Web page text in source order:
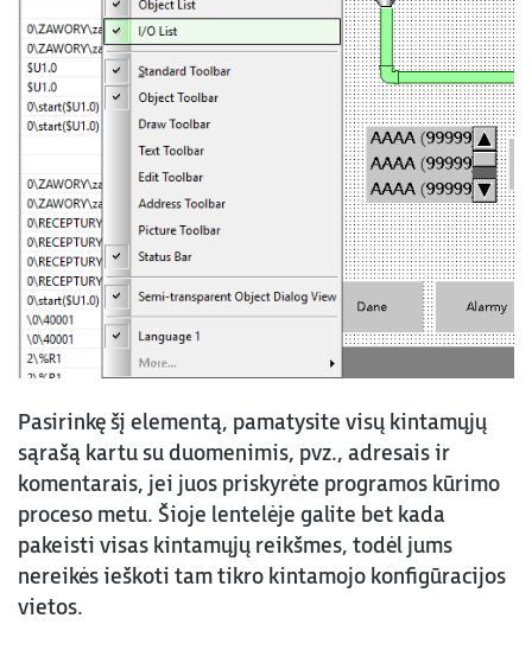
Pasirinkę šį elementą, pamatysite visų kintamųjų
sąrašą kartu su duomenimis, pvz., adresais ir
komentarais, jei juos priskyrėte programos kūrimo
proceso metu. Šioje lentelėje galite bet kada
pakeisti visas kintamųjų reikšmes, todėl jums
nereikės ieškoti tam tikro kintamojo konfigūracijos
vietos.